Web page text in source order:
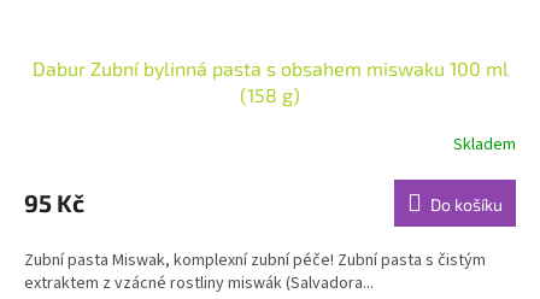
Dabur Zubní bylinná pasta s obsahem miswaku 100 ml
(158 g)
produktu
je
z
5
Skladem
95 Kč Do košíku
Zubní pasta Miswak, komplexní zubní péče! Zubní pasta s čistým
extraktem z vzácné rostliny miswák (Salvadora...